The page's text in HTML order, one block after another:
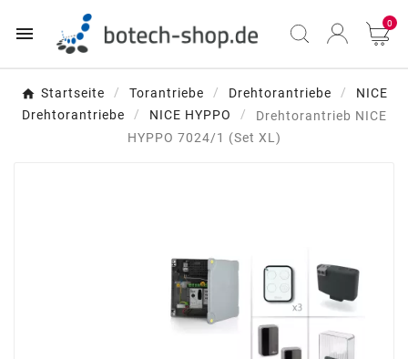
 0
Startseite Torantriebe Drehtorantriebe
NICE
Drehtorantriebe
NICE HYPPO
Drehtorantrieb NICE
HYPPO 7024/1 (Set XL)